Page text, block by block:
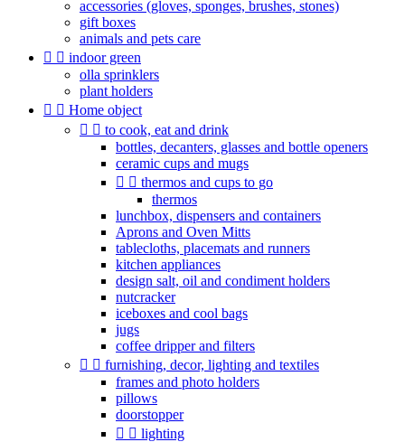
accessories (gloves, sponges, brushes, stones)
gift boxes
animals and pets care
  indoor green
olla sprinklers
plant holders
  Home object
  to cook, eat and drink
bottles, decanters, glasses and bottle openers
ceramic cups and mugs
  thermos and cups to go
thermos
lunchbox, dispensers and containers
Aprons and Oven Mitts
tablecloths, placemats and runners
kitchen appliances
design salt, oil and condiment holders
nutcracker
iceboxes and cool bags
jugs
coffee dripper and filters
  furnishing, decor, lighting and textiles
frames and photo holders
pillows
doorstopper
  lighting